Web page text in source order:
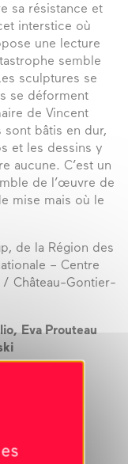
sa résistance et
interstice où
une lecture
semble
sculptures se
se déforment
de Vincent
sont bâtis en dur,
et les dessins y
aucune. C’est un
de l’œuvre de
mise mais où le
de la Région des
– Centre
/ Château-Gontier-
Eva Prouteau